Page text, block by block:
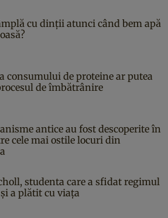
cu dinții atunci când bem apă
consumului de proteine ar putea
de îmbătrânire
antice au fost descoperite în
cele mai ostile locuri din
studenta care a sfidat regimul
a plătit cu viața